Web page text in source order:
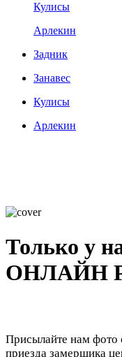
Кулисы
Арлекин
Задник
Занавес
Кулисы
Арлекин
Только у
ОНЛАЙН
Присылайте нам фото
приезда замерщика